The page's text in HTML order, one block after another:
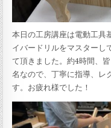
本日の工房講座は電動工具
イバードリルをマスターし
て頂きました。約4時間、
名なので、丁寧に指導、レ
す。お疲れ様でした！